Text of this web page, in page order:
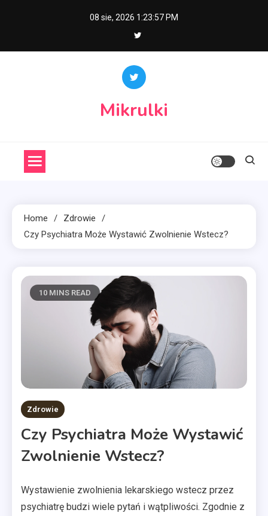
08 sie, 2026 1:23:57 PM
Mikrulki
Home
Zdrowie
Czy Psychiatra Może Wystawić Zwolnienie Wstecz?
10 MINS READ
Zdrowie
Czy Psychiatra Może Wystawić
Zwolnienie Wstecz?
Wystawienie zwolnienia lekarskiego wstecz przez
psychiatrę budzi wiele pytań i wątpliwości. Zgodnie z